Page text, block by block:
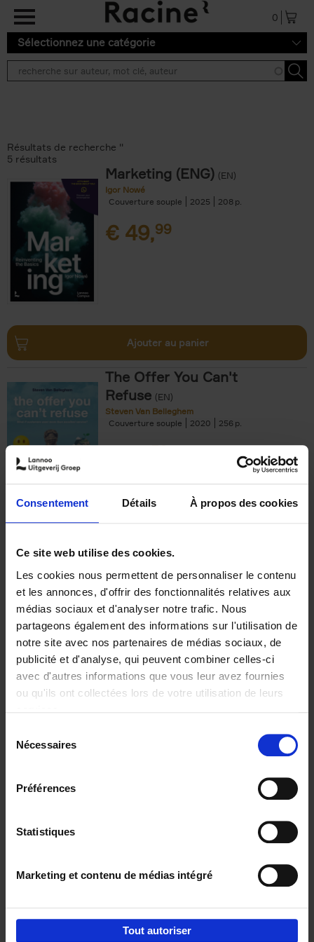
Consentement Détails À propos des cookies
Ce site web utilise des cookies.
Les cookies nous permettent de personnaliser le contenu
et les annonces, d'offrir des fonctionnalités relatives aux
médias sociaux et d'analyser notre trafic. Nous
partageons également des informations sur l'utilisation de
notre site avec nos partenaires de médias sociaux, de
publicité et d'analyse, qui peuvent combiner celles-ci
avec d'autres informations que vous leur avez fournies
ou qu'ils ont collectées lors de votre utilisation de leurs
Nécessaires
Préférences
Statistiques
Marketing et contenu de médias intégré
Tout autoriser
Aller au contenu principal
0
Sélectionnez une catégorie
Résultats de recherche ''
5 résultats
Marketing (ENG) (EN)
Igor Nowé
Couverture souple
2025 208
€ 49,99
Ajouter au panier
The Offer You Can't
Refuse (EN)
Steven Van Belleghem
Couverture souple
2020 256
€37,50
Building Bonds = Building
Business
Jochen Roef Jozefien De Feyter
Carolien Boom
Couverture souple
2025 200
€29,99
Digital marketing like a PRO -
completely revised edition (EN)